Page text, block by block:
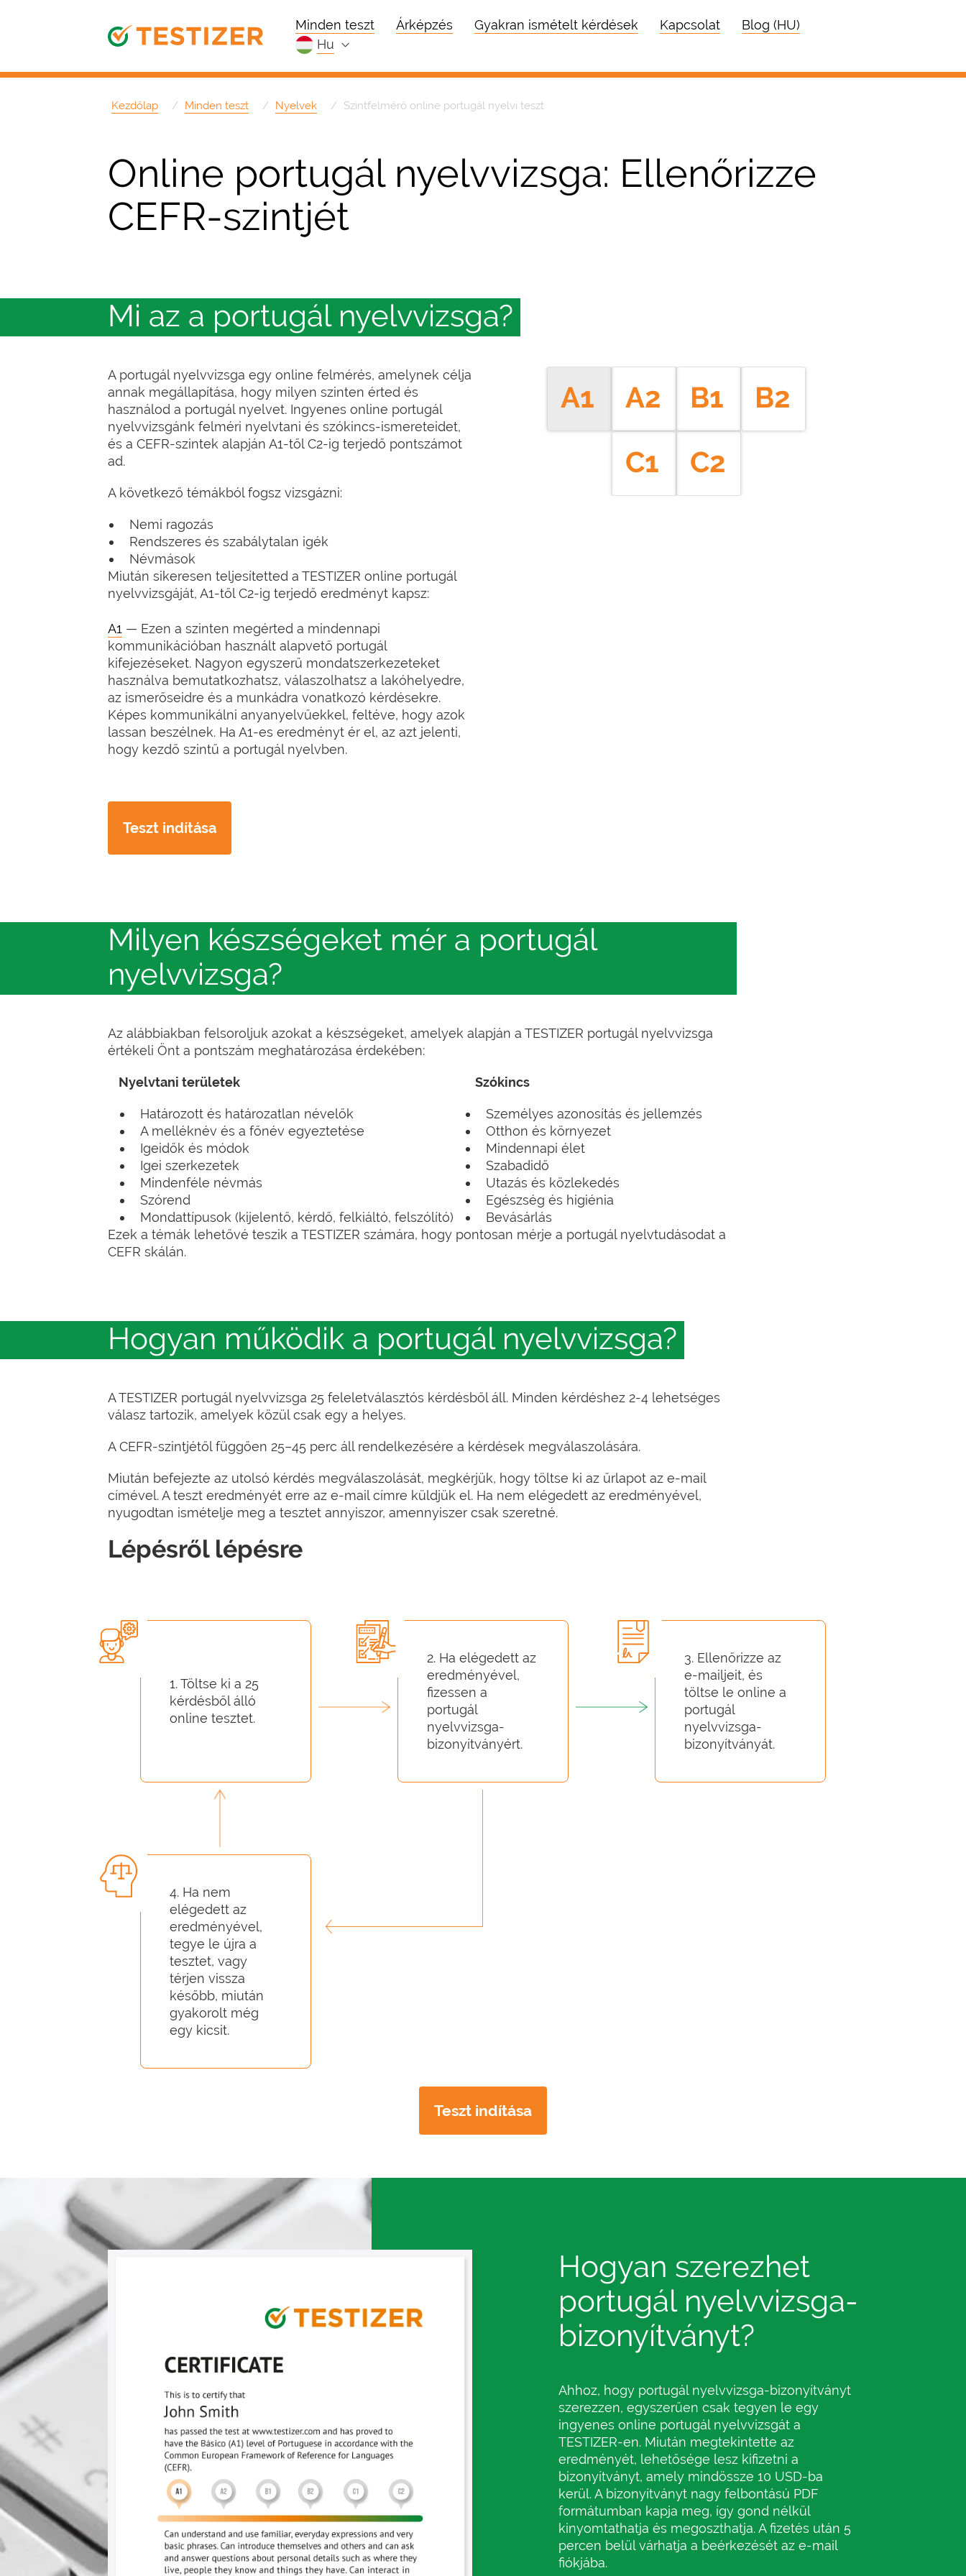
Minden teszt Árképzés Gyakran ismételt kérdések Kapcsolat
Blog (HU)
hu
Kezdőlap Minden teszt Nyelvek Szintfelmérő online portugál nyelvi teszt
Online portugál nyelvvizsga: Ellenőrizze
CEFR-szintjét
Mi az a portugál nyelvvizsga?
A portugál nyelvvizsga egy online felmérés, amelynek célja
annak megállapítása, hogy milyen szinten érted és
használod a portugál nyelvet. Ingyenes online portugál
nyelvvizsgánk felméri nyelvtani és szókincs-ismereteidet,
és a CEFR-szintek alapján A1-től C2-ig terjedő pontszámot
ad.
A következő témákból fogsz vizsgázni:
Nemi ragozás
Rendszeres és szabálytalan igék
Névmások
Miután sikeresen teljesítetted a TESTIZER online portugál
nyelvvizsgáját, A1-től C2-ig terjedő eredményt kapsz:
A1 — Ezen a szinten megérted a mindennapi
kommunikációban használt alapvető portugál
kifejezéseket. Nagyon egyszerű mondatszerkezeteket
használva bemutatkozhatsz, válaszolhatsz a lakóhelyedre,
az ismerőseidre és a munkádra vonatkozó kérdésekre.
Képes kommunikálni anyanyelvűekkel, feltéve, hogy azok
lassan beszélnek. Ha A1-es eredményt ér el, az azt jelenti,
hogy kezdő szintű a portugál nyelvben.
A1 A2 B1
B2
C1
C2
Teszt indítása
Milyen készségeket mér a portugál
nyelvvizsga?
Az alábbiakban felsoroljuk azokat a készségeket, amelyek alapján a TESTIZER portugál nyelvvizsga
értékeli Önt a pontszám meghatározása érdekében:
Nyelvtani területek Szókincs
Határozott és határozatlan névelők
A melléknév és a főnév egyeztetése
Igeidők és módok
Igei szerkezetek
Mindenféle névmás
Szórend
Mondattípusok (kijelentő, kérdő, felkiáltó, felszólító)
Személyes azonosítás és jellemzés
Otthon és környezet
Mindennapi élet
Szabadidő
Utazás és közlekedés
Egészség és higiénia
Bevásárlás
Ezek a témák lehetővé teszik a TESTIZER számára, hogy pontosan mérje a portugál nyelvtudásodat a
CEFR skálán.
Hogyan működik a portugál nyelvvizsga?
A TESTIZER portugál nyelvvizsga 25 feleletválasztós kérdésből áll. Minden kérdéshez 2-4 lehetséges
válasz tartozik, amelyek közül csak egy a helyes.
A CEFR-szintjétől függően 25–45 perc áll rendelkezésére a kérdések megválaszolására.
Miután befejezte az utolsó kérdés megválaszolását, megkérjük, hogy töltse ki az űrlapot az e-mail
címével. A teszt eredményét erre az e-mail címre küldjük el. Ha nem elégedett az eredményével,
nyugodtan ismételje meg a tesztet annyiszor, amennyiszer csak szeretné.
Lépésről lépésre
1. Töltse ki a 25
kérdésből álló
online tesztet.
2. Ha elégedett az
eredményével,
fizessen a
portugál
nyelvvizsga-
bizonyítványért.
3. Ellenőrizze az
e-mailjeit, és
töltse le online a
portugál
nyelvvizsga-
bizonyítványát.
4. Ha nem
elégedett az
eredményével,
tegye le újra a
tesztet, vagy
térjen vissza
később, miután
gyakorolt még
egy kicsit.
Teszt indítása
Hogyan szerezhet
portugál nyelvvizsga-
bizonyítványt?
Ahhoz, hogy portugál nyelvvizsga-bizonyítványt
szerezzen, egyszerűen csak tegyen le egy
ingyenes online portugál nyelvvizsgát a
TESTIZER-en. Miután megtekintette az
eredményét, lehetősége lesz kifizetni a
bizonyítványt, amely mindössze 10 USD-ba
kerül. A bizonyítványt nagy felbontású PDF
formátumban kapja meg, így gond nélkül
kinyomtathatja és megoszthatja. A fizetés után 5
percen belül várhatja a beérkezését az e-mail
fiókjába.